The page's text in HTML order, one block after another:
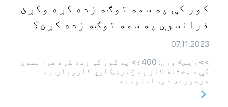
کور کې په سمه توګه زده کړه وکړئ
فرانسوي په سمه توګه زده کړئ؟
07.11.2023
>> ريس> وزن: 400؛> په کور کې زده کړه فرانسوي
کې د مختلف کار په څیر ښکاري کاروبار. په
هرصورت، د وسایلو سمه